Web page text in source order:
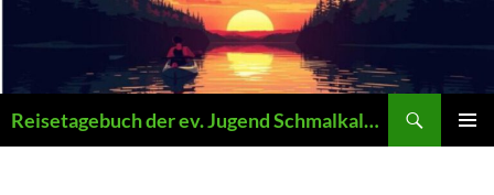
Reisetagebuch der ev. Jugend Schmalkalden